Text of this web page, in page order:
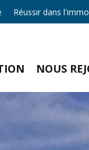
Réussir dans
NOUS